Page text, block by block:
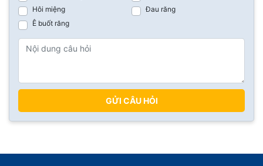
Hôi miệng
Đau răng
Ê buốt răng
GỬI CÂU HỎI